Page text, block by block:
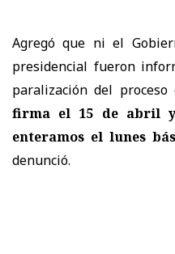
Agregó que ni el
presidencial fueron
paralización del
firma el 15 de abril
enteramos el lunes
denunció.